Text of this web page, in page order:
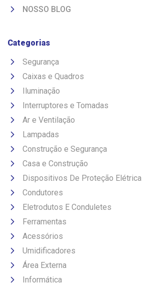
NOSSO BLOG
Categorias
Segurança
Caixas e Quadros
Iluminação
Interruptores e Tomadas
Ar e Ventilação
Lampadas
Construção e Segurança
Casa e Construção
Dispositivos De Proteção Elétrica
Condutores
Eletrodutos E Conduletes
Ferramentas
Acessórios
Umidificadores
Área Externa
Informática